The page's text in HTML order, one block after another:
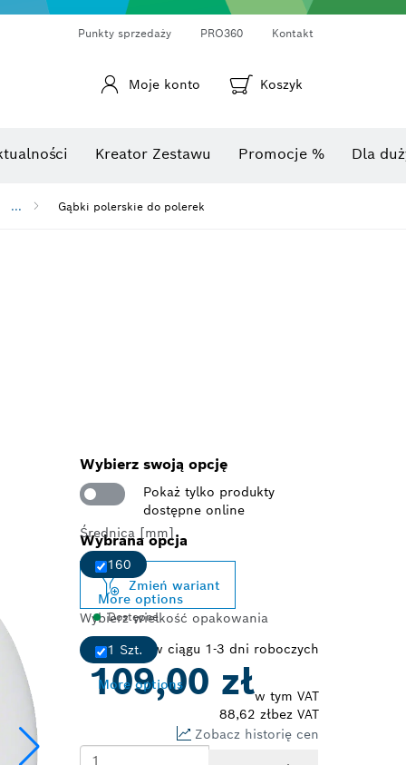
Punkty sprzedaży PRO360 Kontakt
Moje konto Koszyk
Kreator Zestawu Promocje % Dla
... Gąbki polerskie do polerek
Wybierz swoją opcję
Pokaż tylko produkty
dostępne online
Średnica [mm]
160
More options
Wybierz wielkość opakowania
1 Szt.
More options
Wybrana opcja
Zmień wariant
Dostępne
Dostawa w ciągu 1-3 dni roboczych
109,00 złw tym VAT
88,62 złbez VAT
Zobacz historię cen